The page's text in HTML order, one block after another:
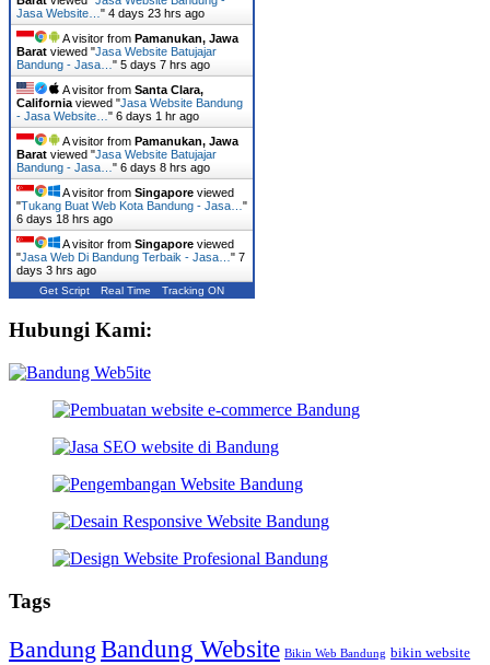
Jasa Website… " 4 days 23 hrs ago
A visitor from Pamanukan, Jawa
Barat viewed "Jasa Website Batujajar
Bandung - Jasa… " 5 days 7 hrs ago
A visitor from Santa Clara,
California viewed "Jasa Website Bandung
- Jasa Website… " 6 days 1 hr ago
A visitor from Pamanukan, Jawa
Barat viewed "Jasa Website Batujajar
Bandung - Jasa… " 6 days 8 hrs ago
A visitor from Singapore viewed
"Tukang Buat Web Kota Bandung - Jasa… "
6 days 18 hrs ago
A visitor from Singapore viewed
"Jasa Web Di Bandung Terbaik - Jasa… " 7
days 3 hrs ago
Get Script Real Time Tracking ON
Hubungi Kami:
Tags
Bandung Bandung Website Bikin Web Bandung bikin website